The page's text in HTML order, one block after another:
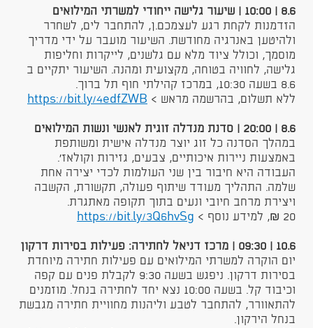
8.6 | 10:00 | שיעור גלישה ייחודי למשרתי המילואים
הזדמנות לקחת רגע לעצמכם.ן, להתחבר לים, לשחרר
ולהיטען באנרגיה מחודשת. השיעור מועבר על ידי מדריך
מוסמך, וכולל ציוד מלא עם גלשנים, לייקרות וחליפות
גלישה, לחוויה בטוחה, מקצועית ומהנה. השיעור יתקיים ב
8.6 בשעה 10:30, במרכז קהילתי חוף תל ברוך.
ללא תשלום, בהרשמה מראש > https://bit.ly/4edfZWB​​
8.6 | 20:00 | סדנת מנדלה זוגית לאנשי ונשות המילואים
במהלך הסדנה כל זוג יוצר מנדלה אישית ומשותפת
באמצעות ניירות איכותיים, צבעים, גזירות וקולאז’.
העבודה היא חיבור בין שני העולמות לכדי יצירה אחת
שלמה. התהליך מעודד שיתוף פעולה, תקשורת, הקשבה
ויצירת מרחב חיובי ונעים בתוך תקופה מאתגרת.​
20 ₪​, למידע נוסף >
https://bit.ly/3Q6hvSg​​
10.6 | 09:30 | מרכז דניאל לחתירה: פעילות בסירות דרקון
יום הוקרה למשרתי המילואים עם פעילות חתירה מיוחדת
בסירות דרקון. ניפגש בשעה 9:30 לקבלת פנים עם קפה
וכיבוד קל. בשעה 10:00 נצא יחד לחתירה בנחל. מוזמנים
להתאוורר, להתחבר לטבע וליהנות מחוויית חתירה מגבשת
בנחל הירקון.